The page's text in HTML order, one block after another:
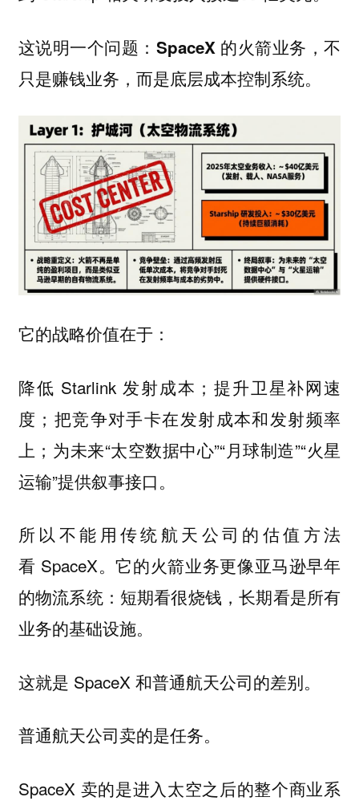
这说明一个问题： SpaceX 的火箭业务，不
只是赚钱业务，而是底层成本控制系统。
它的战略价值在于：
降低 Starlink 发射成本；提升卫星补网速
度；把竞争对手卡在发射成本和发射频率
上；为未来“太空数据中心”“月球制造”“火星
运输”提供叙事接口。
所以不能用传统航天公司的估值方法
看 SpaceX。它的火箭业务更像亚马逊早年
的物流系统：短期看很烧钱，长期看是所有
业务的基础设施。
这就是 SpaceX 和普通航天公司的差别。
普通航天公司卖的是任务。
SpaceX 卖的是进入太空之后的整个商业系